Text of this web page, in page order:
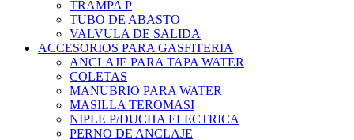
TRAMPA P
TUBO DE ABASTO
VALVULA DE SALIDA
ACCESORIOS PARA GASFITERIA
ANCLAJE PARA TAPA WATER
COLETAS
MANUBRIO PARA WATER
MASILLA TEROMASI
NIPLE P/DUCHA ELECTRICA
PERNO DE ANCLAJE